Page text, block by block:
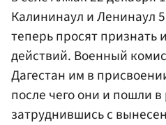
Калининаул и Ленинаул
теперь просят признать
действий. Военный
Дагестан им в
после чего они и пошли
затруднившись с